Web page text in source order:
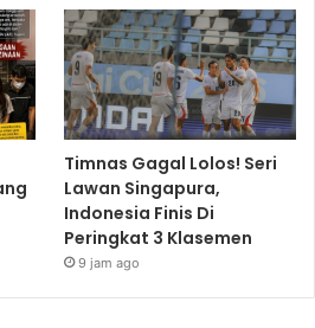
Timnas Gagal Lolos! Seri
Lawan Singapura,
Indonesia Finis Di
Peringkat 3 Klasemen
9 jam ago